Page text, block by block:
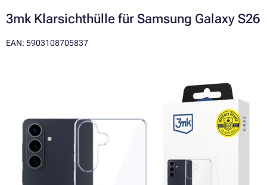
3mk Klarsichthülle für Samsung Galaxy S26
EAN: 5903108705837